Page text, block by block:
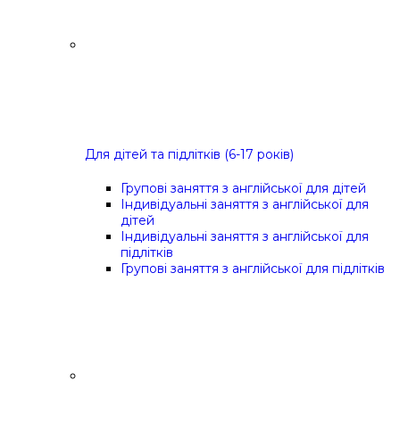
Для дітей та підлітків (6-17 років)
Групові заняття з англійської для дітей
Індивідуальні заняття з англійської для
дітей
Індивідуальні заняття з англійської для
підлітків
Групові заняття з англійської для підлітків